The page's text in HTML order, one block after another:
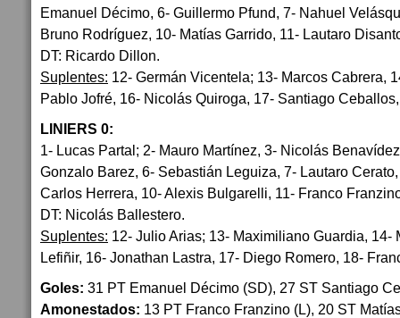
Emanuel Décimo, 6- Guillermo Pfund, 7- Nahuel
Bruno Rodríguez, 10- Matías Garrido, 11- Lautaro
DT: Ricardo Dillon.
Suplentes: 12- Germán Vicentela; 13- Marcos Cabrera,
Pablo Jofré, 16- Nicolás Quiroga, 17- Santiago
LINIERS 0:
1- Lucas Partal; 2- Mauro Martínez, 3- Nicolás
Gonzalo Barez, 6- Sebastián Leguiza, 7- Lautaro
Carlos Herrera, 10- Alexis Bulgarelli, 11- Franco
DT: Nicolás Ballestero.
Suplentes: 12- Julio Arias; 13- Maximiliano Guardia, 14-
Lefiñir, 16- Jonathan Lastra, 17- Diego Romero, 18-
Goles: 31 PT Emanuel Décimo (SD), 27 ST Santiago
Amonestados: 13 PT Franco Franzino (L), 20 ST